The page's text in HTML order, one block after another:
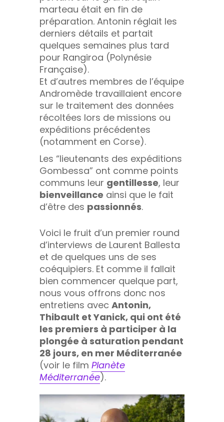
marteau était en fin de
préparation. Antonin réglait les
derniers détails et partait
quelques semaines plus tard
pour Rangiroa (Polynésie
Française).
Et d’autres membres de l’équipe
Andromède travaillaient encore
sur le traitement des données
récoltées lors de missions ou
expéditions précédentes
(notamment en Corse).
Les “lieutenants des expéditions
Gombessa” ont comme points
communs leur gentillesse, leur
bienveillance ainsi que le fait
d’être des passionnés.
Voici le fruit d’un premier round
d’interviews de Laurent Ballesta
et de quelques uns de ses
coéquipiers. Et comme il fallait
bien commencer quelque part,
nous vous offrons donc nos
entretiens avec Antonin,
Thibault et Yanick, qui ont été
les premiers à participer à la
plongée à saturation pendant
28 jours, en mer Méditerranée
(voir le film Planète
Méditerranée).